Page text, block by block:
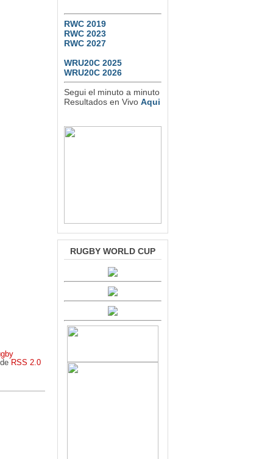
RSS 2.0
RWC 2019
RWC 2023
RWC 2027
WRU20C 2025
WRU20C 2026
Segui el minuto a minuto
Resultados en Vivo Aqui
RUGBY WORLD CUP